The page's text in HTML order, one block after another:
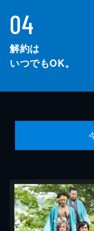
04
解約は
いつでもOK。